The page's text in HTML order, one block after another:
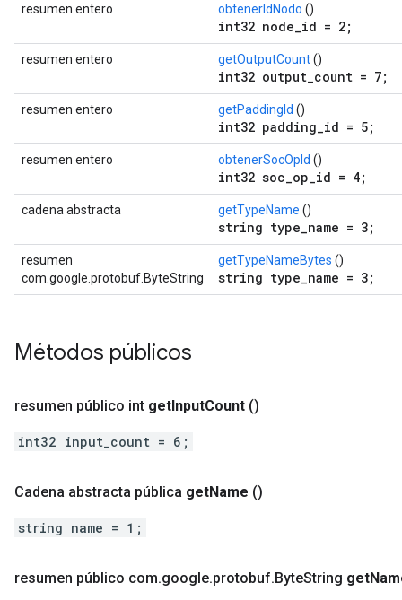
resumen entero obtenerIdNodo ()
int32 node_id = 2;
resumen entero getOutputCount()
int32 output_count = 7;
resumen entero getPaddingId ()
int32 padding_id = 5;
resumen entero obtenerSocOpId ()
int32 soc_op_id = 4;
cadena abstracta getTypeName ()
string type_name = 3;
resumen
com.google.protobuf.ByteString
getTypeNameBytes ()
string type_name = 3;
Métodos públicos
resumen público int getInputCount ()
int32 input_count = 6;
Cadena abstracta pública getName ()
string name = 1;
resumen público com.google.protobuf.ByteString get